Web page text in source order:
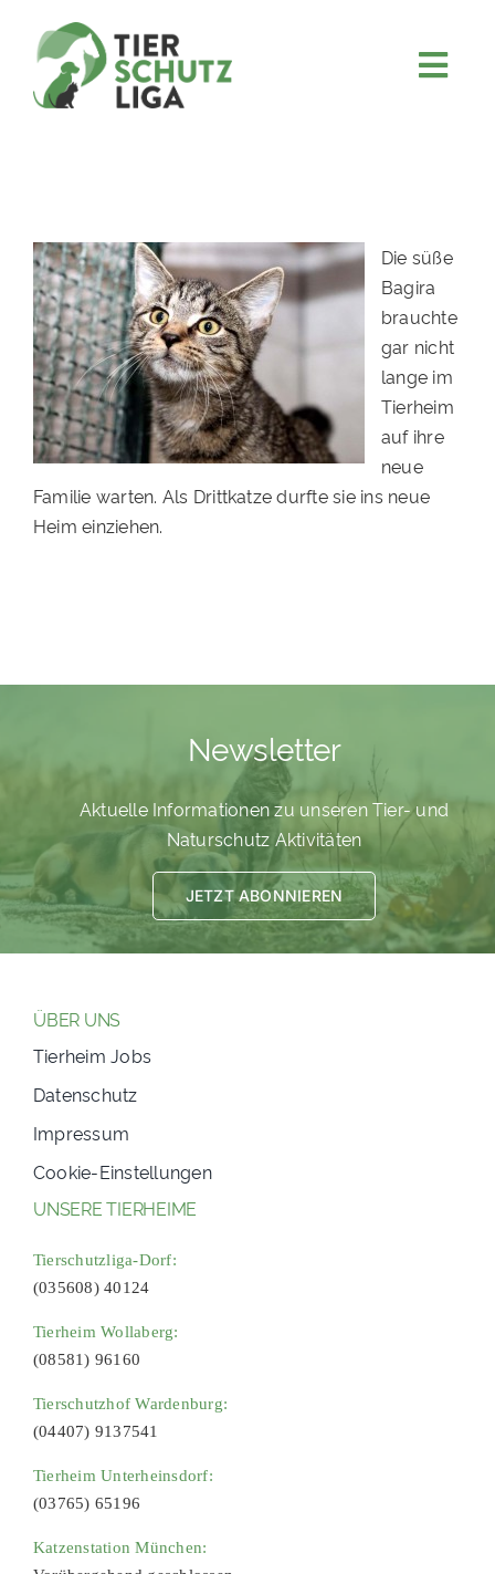
content
MITMACHEN
FÖRDERN & VERERBEN
KOOPERATIONEN
4KIDS
TIERHEIMTIERE
PATENSCHAFTEN
Die süße
Bagira
brauchte
gar nicht
lange im
Tierheim
auf ihre
neue
Familie warten. Als Drittkatze durfte sie ins neue
Heim einziehen.
Newsletter
Aktuelle Informationen zu unseren Tier- und
Naturschutz Aktivitäten
JETZT ABONNIEREN
ÜBER UNS
Tierheim Jobs
Datenschutz
Impressum
Cookie-Einstellungen
UNSERE TIERHEIME
Tierschutzliga-Dorf:
(035608) 40124
Tierheim Wollaberg:
(08581) 96160
Tierschutzhof Wardenburg:
(04407) 9137541
Tierheim Unterheinsdorf:
(03765) 65196
Katzenstation München: